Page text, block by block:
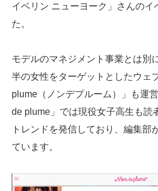
イベリン ニューヨーク」さんのイ
た。
モデルのマネジメント事業とは別
半の女性をターゲットとしたウェ
plume（ノンデプルーム）」も運
de plume」 では現役女子高生も読
トレンドを発信してお り、編集部
ています。